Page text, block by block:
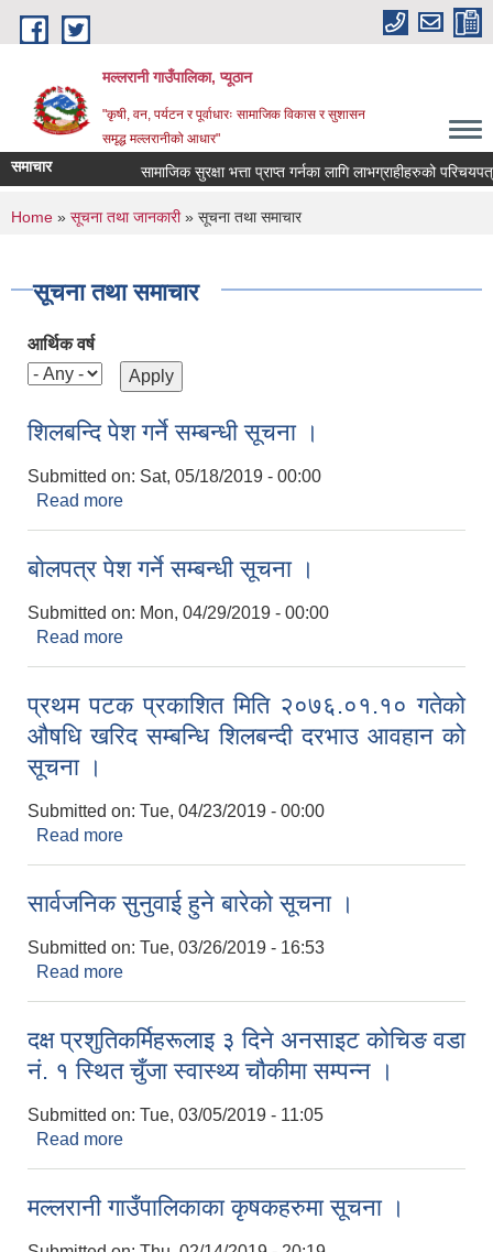
Skip to main content
मल्लरानी गाउँपालिका, प्यूठान
"कृषी, वन, पर्यटन र पूर्वाधारः सामाजिक विकास र सुशासन
समृद्ध मल्लरानीको आधार"
समाचार सामाजिक सुरक्षा भत्ता प्राप्त गर्नका लागि लाभग्राहीहरुको
You are here
Home » सूचना तथा जानकारी» सूचना तथा समाचार
सूचना तथा समाचार
आर्थिक वर्ष
शिलबन्दि पेश गर्ने सम्बन्धी सूचना ।
Submitted on: Sat, 05/18/2019 - 00:00
Read more
बाेलपत्र पेश गर्ने सम्बन्धी सूचना ।
Submitted on: Mon, 04/29/2019 - 00:00
Read more
प्रथम पटक प्रकाशित मिति २०७६.०१.१० गतेको
औषधि खरिद सम्बन्धि शिलबन्दी दरभाउ आवहान को
सूचना ।
Submitted on: Tue, 04/23/2019 - 00:00
Read more
सार्वजनिक सुनुवाई हुने बारेको सूचना ।
Submitted on: Tue, 03/26/2019 - 16:53
Read more
दक्ष प्रशुतिकर्मिहरूलाइ ३ दिने अनसाइट काेचिङ वडा
नं. १ स्थित चुँजा स्वास्थ्य चाैकीमा सम्पन्न ।
Submitted on: Tue, 03/05/2019 - 11:05
Read more
मल्लरानी गाउँपालिकाका कृषकहरुमा सूचना ।